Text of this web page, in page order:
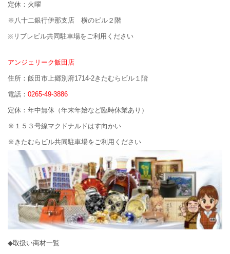
定休：火曜
※八十二銀行伊那支店 横のビル２階
※リブレビル共同駐車場をご利用ください
アンジェリーク飯田店
住所：飯田市上郷別府1714-2きたむらビル１階
電話： 0265-49-3886
定休：年中無休（年末年始など臨時休業あり）
※１５３号線マクドナルドはす向かい
※きたむらビル共同駐車場をご利用ください
◆取扱い商材一覧